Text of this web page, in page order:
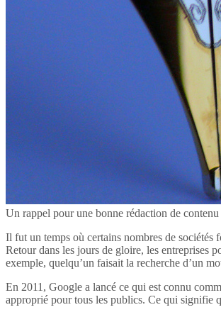
Un rappel pour une bonne rédaction de
Il fut un temps où certains nombres de sociétés
Retour dans les jours de gloire, les entreprises
exemple, quelqu’un faisait la recherche d’un
En 2011, Google a lancé ce qui est connu
approprié pour tous les publics. Ce qui signifie